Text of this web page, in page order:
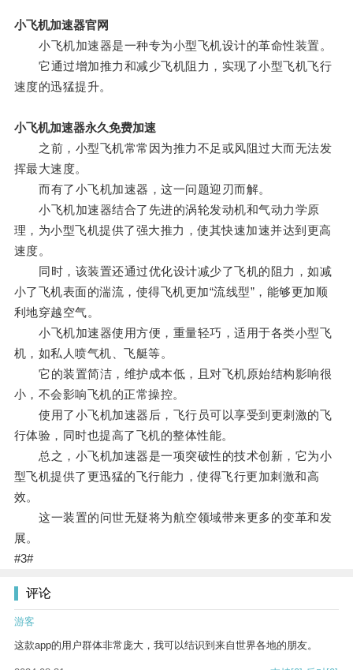
小飞机加速器官网
小飞机加速器是一种专为小型飞机设计的革命性装置。
它通过增加推力和减少飞机阻力，实现了小型飞机飞行
速度的迅猛提升。
小飞机加速器永久免费加速
之前，小型飞机常常因为推力不足或风阻过大而无法发
挥最大速度。
而有了小飞机加速器，这一问题迎刃而解。
小飞机加速器结合了先进的涡轮发动机和气动力学原
理，为小型飞机提供了强大推力，使其快速加速并达到更高
速度。
同时，该装置还通过优化设计减少了飞机的阻力，如减
小了飞机表面的湍流，使得飞机更加“流线型”，能够更加顺
利地穿越空气。
小飞机加速器使用方便，重量轻巧，适用于各类小型飞
机，如私人喷气机、飞艇等。
它的装置简洁，维护成本低，且对飞机原始结构影响很
小，不会影响飞机的正常操控。
使用了小飞机加速器后，飞行员可以享受到更刺激的飞
行体验，同时也提高了飞机的整体性能。
总之，小飞机加速器是一项突破性的技术创新，它为小
型飞机提供了更迅猛的飞行能力，使得飞行更加刺激和高
效。
这一装置的问世无疑将为航空领域带来更多的变革和发
展。
#3#
评论
游客
这款app的用户群体非常庞大，我可以结识到来自世界各地的朋友。